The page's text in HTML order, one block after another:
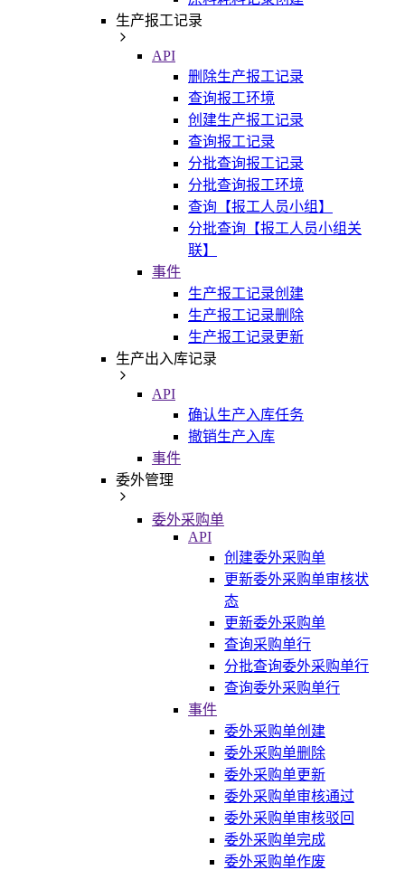
生产报工记录
API
删除生产报工记录
查询报工环境
创建生产报工记录
查询报工记录
分批查询报工记录
分批查询报工环境
查询【报工人员小组】
分批查询【报工人员小组关
联】
事件
生产报工记录创建
生产报工记录删除
生产报工记录更新
生产出入库记录
API
确认生产入库任务
撤销生产入库
事件
委外管理
委外采购单
API
创建委外采购单
更新委外采购单审核状
态
更新委外采购单
查询采购单行
分批查询委外采购单行
查询委外采购单行
事件
委外采购单创建
委外采购单删除
委外采购单更新
委外采购单审核通过
委外采购单审核驳回
委外采购单完成
委外采购单作废